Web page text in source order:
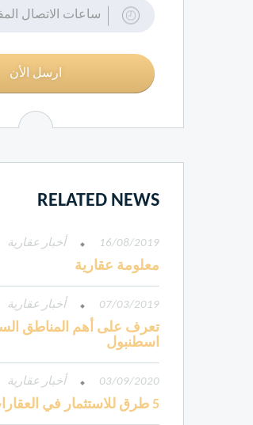
ساعات الاتصال
ارسل الأن
RELATED NEWS
16/08/2019 أخبار عقارية
معلومة عقارية
07/03/2019 أخبار عقارية
تعرف على أهم المناطق
اسطنبول
03/09/2020 أخبار عقارية
5 طرق للاستثمار في العقارات في تركيا